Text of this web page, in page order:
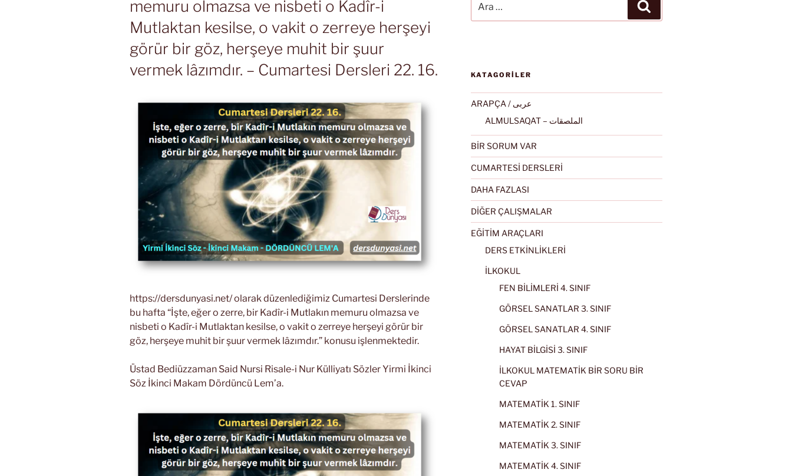
memuru olmazsa ve nisbeti o Kadîr-i
Mutlaktan kesilse, o vakit o zerreye herşeyi
görür bir göz, herşeye muhit bir şuur
vermek lâzımdır. – Cumartesi Dersleri 22. 16.
https://dersdunyasi.net/ olarak düzenlediğimiz Cumartesi Derslerinde
bu hafta “İşte, eğer o zerre, bir Kadîr-i Mutlakın memuru olmazsa ve
nisbeti o Kadîr-i Mutlaktan kesilse, o vakit o zerreye herşeyi görür bir
göz, herşeye muhit bir şuur vermek lâzımdır.” konusu işlenmektedir.
Üstad Bediüzzaman Said Nursi Risale-i Nur Külliyatı Sözler Yirmi İkinci
Söz İkinci Makam Dördüncü Lem’a.
KATAGORİLER
ARAPÇA / عربى
ALMULSAQAT – الملصقات
BİR SORUM VAR
CUMARTESİ DERSLERİ
DAHA FAZLASI
DİĞER ÇALIŞMALAR
EĞİTİM ARAÇLARI
DERS ETKİNLİKLERİ
İLKOKUL
FEN BİLİMLERİ 4. SINIF
GÖRSEL SANATLAR 3. SINIF
GÖRSEL SANATLAR 4. SINIF
HAYAT BİLGİSİ 3. SINIF
İLKOKUL MATEMATİK BİR SORU BİR
CEVAP
MATEMATİK 1. SINIF
MATEMATİK 2. SINIF
MATEMATİK 3. SINIF
MATEMATİK 4. SINIF